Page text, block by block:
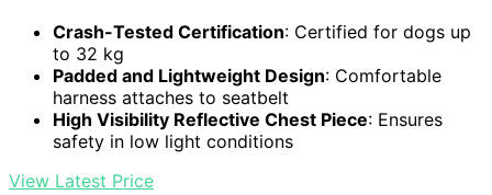
Crash-Tested Certification: Certified for dogs up
to 32 kg
Padded and Lightweight Design: Comfortable
harness attaches to seatbelt
High Visibility Reflective Chest Piece: Ensures
safety in low light conditions
View Latest Price